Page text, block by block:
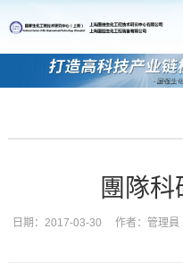
團隊
日期：2017-03-30 作者：管理員